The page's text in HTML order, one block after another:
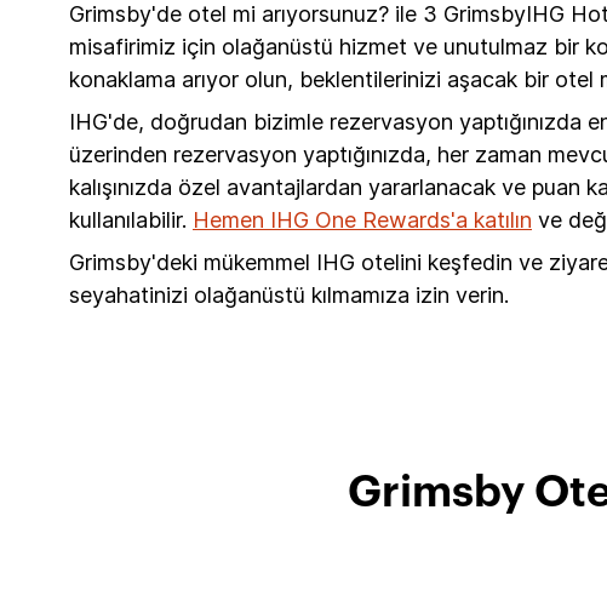
Grimsby'de otel mi arıyorsunuz? ile 3 GrimsbyIHG
misafirimiz için olağanüstü hizmet ve unutulmaz bir
konaklama arıyor olun, beklentilerinizi aşacak bir otel
IHG'de, doğrudan bizimle rezervasyon yaptığınızda
üzerinden rezervasyon yaptığınızda, her zaman
kalışınızda özel avantajlardan yararlanacak ve puan
kullanılabilir. Hemen IHG One Rewards'a katılın ve
Grimsby'deki mükemmel IHG otelini keşfedin ve
seyahatinizi olağanüstü kılmamıza izin verin.
Grimsby